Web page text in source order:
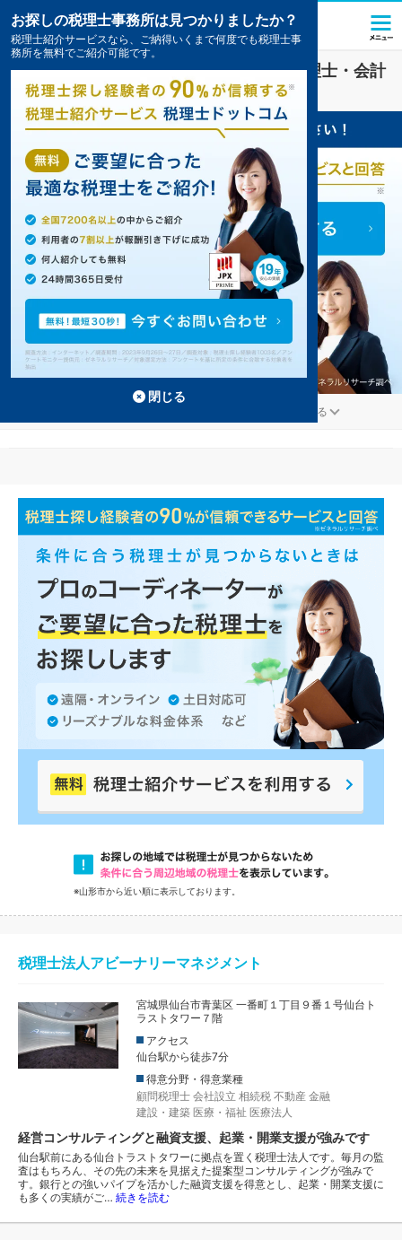
ファンド業界に強い山形市(山形県)の税理士・会計
事務所の一覧
もっと見る
※山形市から近い順に表示しております。
税理士法人アビーナリーマネジメント
宮城県仙台市青葉区 一番町１丁目９番１号仙台ト
ラストタワー７階
アクセス
仙台駅から徒歩7分
得意分野・得意業種
顧問税理士 会社設立 相続税 不動産 金融
建設・建築 医療・福祉 医療法人
経営コンサルティングと融資支援、起業・開業支援が強みです
仙台駅前にある仙台トラストタワーに拠点を置く税理士法人です。毎月の監
査はもちろん、その先の未来を見据えた提案型コンサルティングが強みで
す。銀行との強いパイプを活かした融資支援を得意とし、起業・開業支援に
も多くの実績がご… 続きを読む
お探しの税理士事務所は見つかりましたか？
税理士紹介サービスなら、ご納得いくまで何度でも税理士事
務所を無料でご紹介可能です。
閉じる